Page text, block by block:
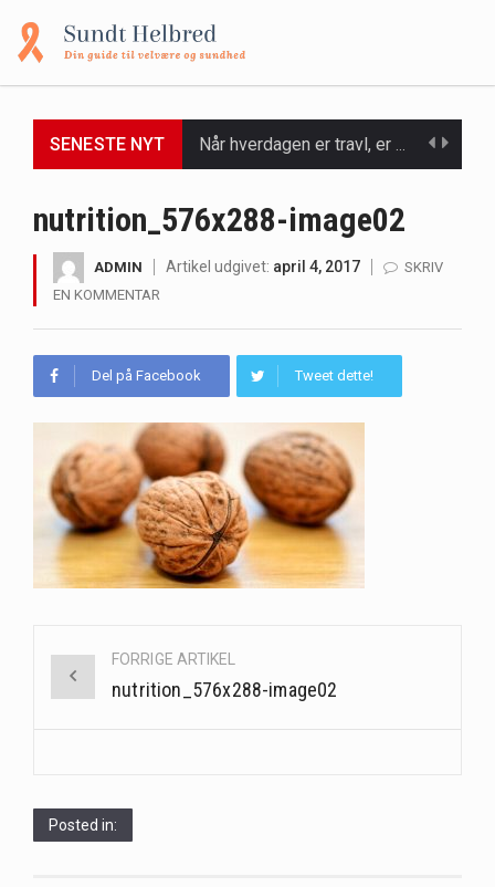
SENESTE NYT
Massagestole er ikke længere forbeholdt luksuriøse spaer og wellnesscentre - de er nu tilgængelige til…
nutrition_576x288-image02
ADMIN Artikel udgivet: april 4, 2017
SKRIV
EN KOMMENTAR
Del på Facebook Tweet dette!
navigationFORRIGE ARTIKEL
nutrition_576x288-image02
Posted in: